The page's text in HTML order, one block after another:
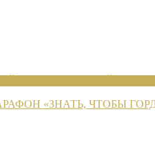
«ЗНАТЬ, ЧТОБЫ